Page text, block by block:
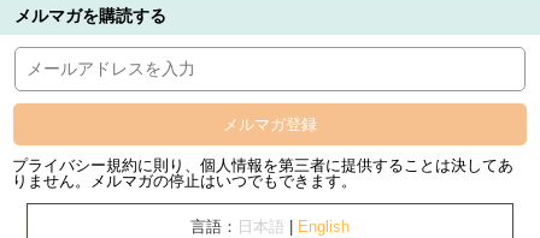
メルマガを購読する
メルマガ登録
プライバシー規約に則り、個人情報を第三者に提供することは決してあ
りません。メルマガの停止はいつでもできます。
言語： 日本語 | English